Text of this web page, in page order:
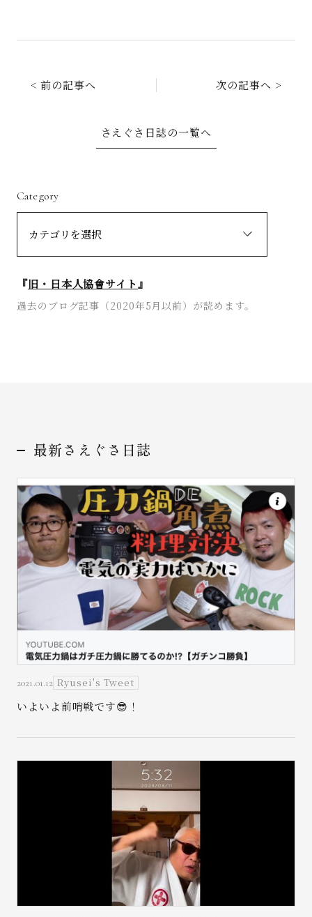
< 前の記事へ 次の記事へ >
さえぐさ日誌の一覧へ
Category
『旧・日本人協會サイト』
過去のブログ記事（2020年5月以前）が読めます。
最新さえぐさ日誌
2021.01.12 Ryusei's Tweet
いよいよ前哨戦です😎！